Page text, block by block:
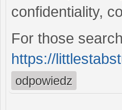
confidentiality,
For those
https://
odpowiedz